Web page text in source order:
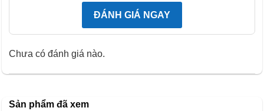
bề mặt thực phẩm, đem đến hiệu quả làm lạnh sâu,
đóng đông triệt để.
ĐÁNH GIÁ NGAY
Chưa có đánh giá nào.
Sản phẩm đã xem